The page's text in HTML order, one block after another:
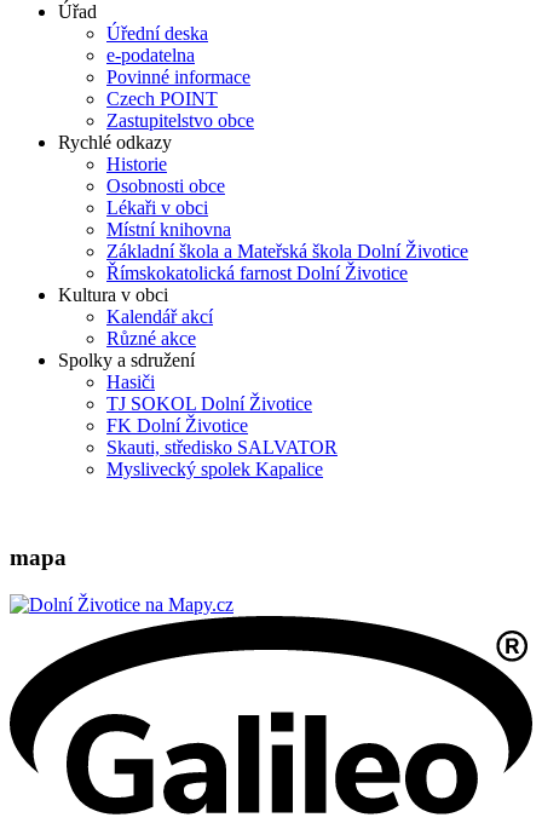
Úřad
Úřední deska
e-podatelna
Povinné informace
Czech POINT
Zastupitelstvo obce
Rychlé odkazy
Historie
Osobnosti obce
Lékaři v obci
Místní knihovna
Základní škola a Mateřská škola Dolní Životice
Římskokatolická farnost Dolní Životice
Kultura v obci
Kalendář akcí
Různé akce
Spolky a sdružení
Hasiči
TJ SOKOL Dolní Životice
FK Dolní Životice
Skauti, středisko SALVATOR
Myslivecký spolek Kapalice
mapa